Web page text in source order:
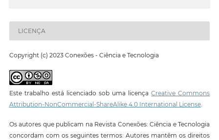
LICENÇA
Copyright (c) 2023 Conexões - Ciência e Tecnologia
Este trabalho está licenciado sob uma licençaCreative Commons
Attribution-NonCommercial-ShareAlike 4.0 International License.
Os autores que publicam na Revista Conexões: Ciência e Tecnologia
concordam com os seguintes termos: Autores mantêm os direitos